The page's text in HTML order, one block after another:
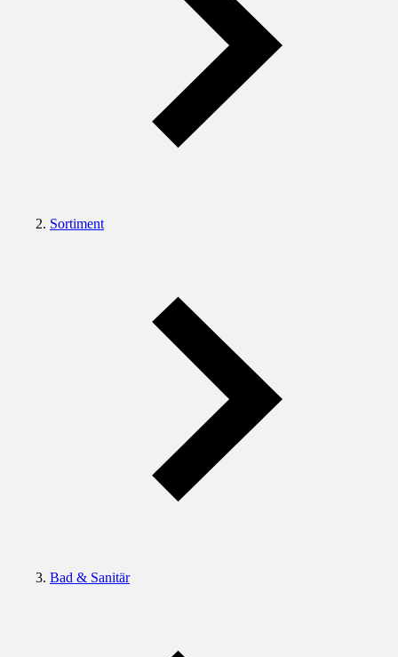
Sortiment
Bad & Sanitär